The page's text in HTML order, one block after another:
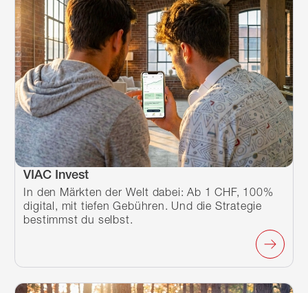
VIAC Invest
In den Märkten der Welt dabei: Ab 1 CHF, 100%
digital, mit tiefen Gebühren. Und die Strategie
bestimmst du selbst.